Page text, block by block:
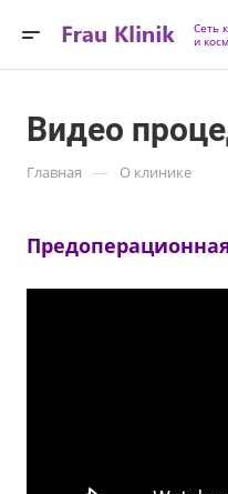
Сеть
и
Видео
Главная — О клинике